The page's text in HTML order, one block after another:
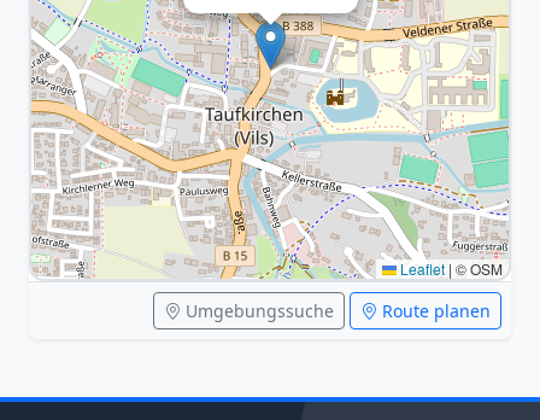
Leaflet | © OSM
Umgebungssuche Route planen